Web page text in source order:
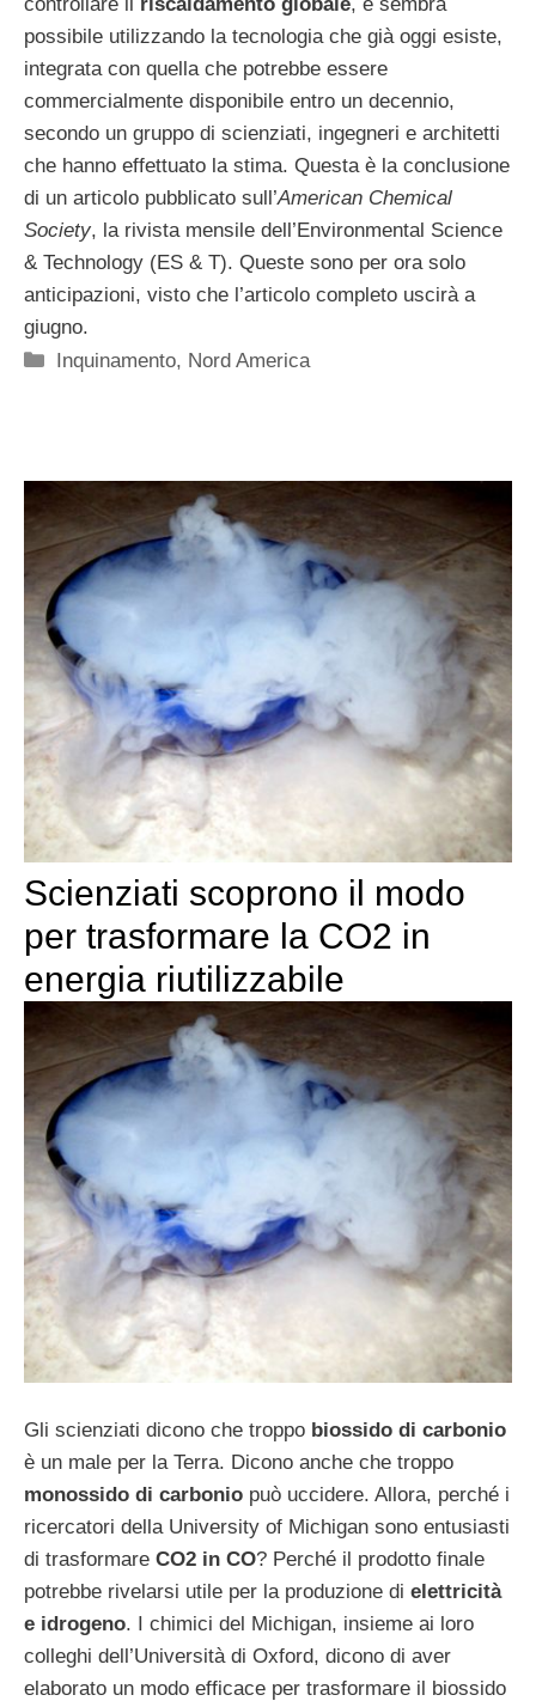
possibile utilizzando la tecnologia che già oggi esiste,
integrata con quella che potrebbe essere
commercialmente disponibile entro un decennio,
secondo un gruppo di scienziati, ingegneri e architetti
che hanno effettuato la stima. Questa è la conclusione
di un articolo pubblicato sull’American Chemical
Society, la rivista mensile dell’Environmental Science
& Technology (ES & T). Queste sono per ora solo
anticipazioni, visto che l’articolo completo uscirà a
giugno.
Categorie
Inquinamento, Nord America
Scienziati scoprono il modo
per trasformare la CO2 in
energia riutilizzabile
Gli scienziati dicono che troppo biossido di carbonio
è un male per la Terra. Dicono anche che troppo
monossido di carbonio può uccidere. Allora, perché i
ricercatori della University of Michigan sono entusiasti
di trasformare CO2 in CO? Perché il prodotto finale
potrebbe rivelarsi utile per la produzione di elettricità
e idrogeno. I chimici del Michigan, insieme ai loro
colleghi dell’Università di Oxford, dicono di aver
elaborato un modo efficace per trasformare il biossido